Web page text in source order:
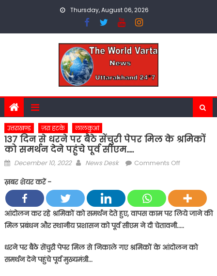
Thursday, August 06, 2026
उत्तराखण्ड ज़रा हटके लालकुआं
137 दिन से धरने पर बैठे सेंचुरी पेपर मिल के श्रमिकों
को समर्थन देने पहुंचे पूर्व सीएम…..
Posted
December 10, 2022 Author
News Desk Comments Offon
से
धरने
पर
बैठे
पेपर
ख़बर शेयर करें -
आंदोलन कर रहे श्रमिकों को समर्थन देते हुए, वापस काम पर लिये जाने की
मिल प्रबंधन और स्थानीय प्रशासन को पूर्व सीएम ने दी चेतावनी…..
धरने पर बैठे सेंचुरी पेपर मिल से निकाले गए श्रमिकों के आंदोलन को
समर्थन देने पहुंचे पूर्व मुख्यमंत्री…